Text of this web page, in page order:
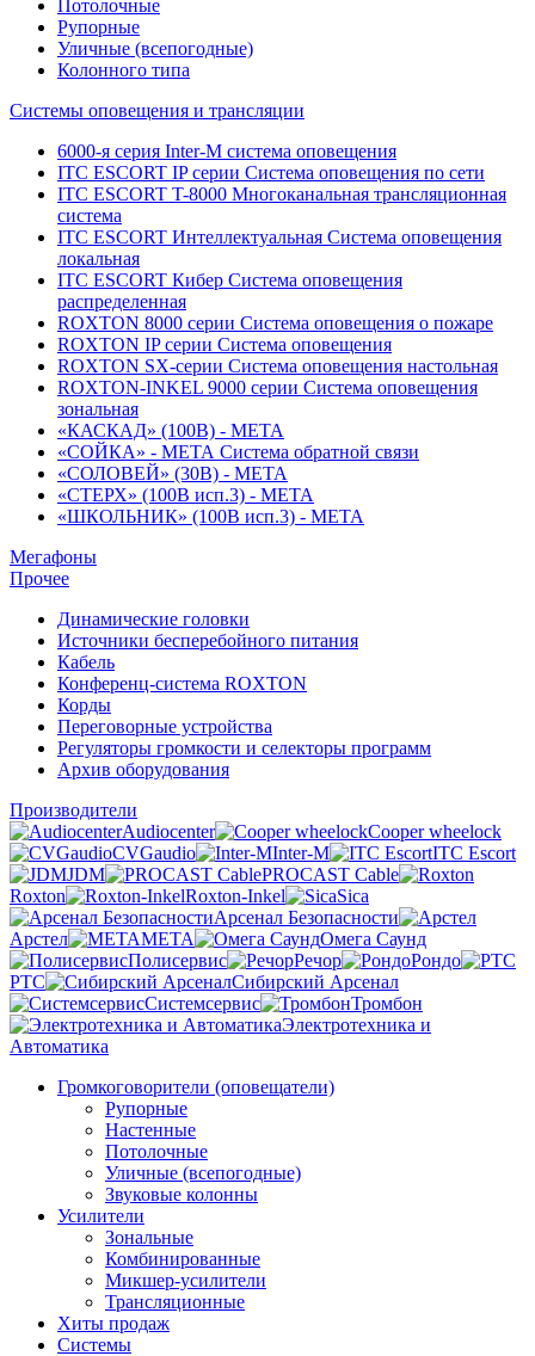
Потолочные
Рупорные
Уличные (всепогодные)
Колонного типа
Системы оповещения и трансляции
6000-я серия Inter-M система оповещения
ITC ESCORT IP серии Система оповещения по сети
ITC ESCORT T-8000 Многоканальная трансляционная
система
ITC ESCORT Интеллектуальная Система оповещения
локальная
ITC ESCORT Кибер Система оповещения
распределенная
ROXTON 8000 серии Система оповещения о пожаре
ROXTON IP серии Система оповещения
ROXTON SX-серии Система оповещения настольная
ROXTON-INKEL 9000 серии Система оповещения
зональная
«КАСКАД» (100В) - МЕТА
«СОЙКА» - МЕТА Система обратной связи
«СОЛОВЕЙ» (30В) - МЕТА
«СТЕРХ» (100В исп.3) - МЕТА
«ШКОЛЬНИК» (100В исп.3) - МЕТА
Мегафоны
Прочее
Динамические головки
Источники бесперебойного питания
Кабель
Конференц-система ROXTON
Корды
Переговорные устройства
Регуляторы громкости и селекторы программ
Архив оборудования
Производители
Audiocenter
Cooper wheelock
CVGaudio
Inter-M
ITC Escort
JDM
PROCAST Cable
Roxton
Roxton-Inkel
Sica
Арсенал Безопасности
Арстел
МЕТА
Омега Саунд
Полисервис
Речор
Рондо
РТС
Сибирский Арсенал
Системсервис
Тромбон
Электротехника и
Автоматика
Громкоговорители (оповещатели)
Рупорные
Настенные
Потолочные
Уличные (всепогодные)
Звуковые колонны
Усилители
Зональные
Комбинированные
Микшер-усилители
Трансляционные
Хиты продаж
Системы